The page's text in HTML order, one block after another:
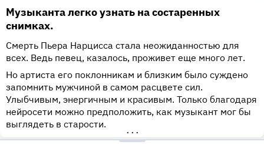
Музыканта легко узнать на состаренных
снимках.
Смерть Пьера Нарцисса стала неожиданностью для
всех. Ведь певец, казалось, проживет еще много лет.
Но артиста его поклонникам и близким было суждено
запомнить мужчиной в самом расцвете сил.
Улыбчивым, энергичным и красивым. Только благодаря
нейросети можно предположить, как музыкант мог бы
выглядеть в старости.
•••